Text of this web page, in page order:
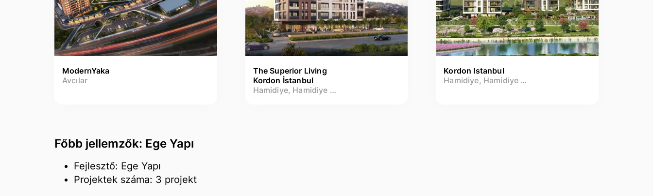
ModernYaka
Avcılar
The Superior Living
Kordon İstanbul
Hamidiye, Hamidiye Mah.
Kordon Istanbul
Hamidiye, Hamidiye Mah.
Főbb jellemzők: Ege Yapı
Fejlesztő: Ege Yapı
Projektek száma: 3 projekt